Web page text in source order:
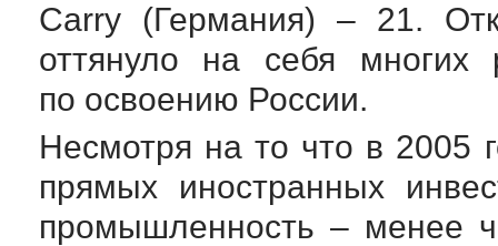
Сarry (Германия) – 21.
оттянуло на себя многих
по освоению России.
Несмотря на то что в 2005
прямых иностранных
промышленность – менее